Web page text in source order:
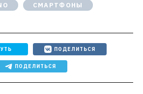
СМАРТФОНЫ
ПОДЕЛИТЬСЯ
ПОДЕЛИТЬСЯ